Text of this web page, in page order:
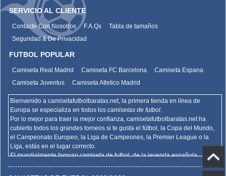
SERVICIO AL CLIENTE
Contacte Con Nosotros F.A.Qs
Tabla de tamaños
Seguridad & De Privacidad
FUTBOL POPULAR
Camiseta Real Madrid Camiseta FC Barcelona
Camiseta Espana
Camiseta Juventus
Camiseta Atletico Madrid
Bienvenido a camisetafutbolbaratas.net, la primera tienda en línea de
Europa se especializa en todos los camisetas de futbol.
Por lo mejor para traer la mejor confianza, camisetafutbolbaratas.netha
cubierto todos los grandes torneos si te gusta el fútbol, la Copa del Mundo,
el Campeonato Europeo, la Liga de Campeones, la Premier League o la
Liga, estás en el lugar correcto.
El mundialmente famoso camiseta de futbol, de la leyenda española